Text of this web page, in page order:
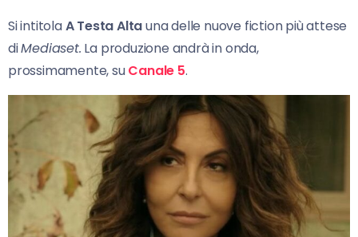
Si intitolaA Testa Altauna delle nuove fiction più attese
diMediaset. La produzione andrà in onda,
prossimamente, suCanale 5.